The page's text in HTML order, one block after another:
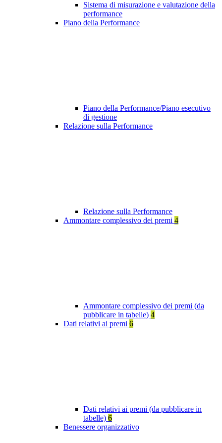
Sistema di misurazione e valutazione della
performance
Piano della Performance
Piano della Performance/Piano esecutivo
di gestione
Relazione sulla Performance
Relazione sulla Performance
Ammontare complessivo dei premi 4
Ammontare complessivo dei premi (da
pubblicare in tabelle) 4
Dati relativi ai premi 6
Dati relativi ai premi (da pubblicare in
tabelle) 6
Benessere organizzativo